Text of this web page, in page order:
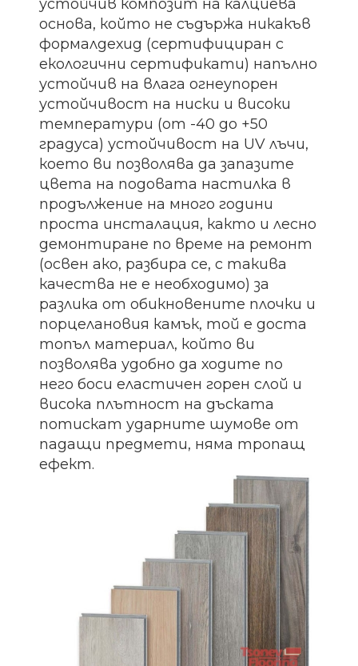
устойчив композит на калциева
основа, който не съдържа никакъв
формалдехид (сертифициран с
екологични сертификати) напълно
устойчив на влага огнеупорен
устойчивост на ниски и високи
температури (от -40 до +50
градуса) устойчивост на UV лъчи,
което ви позволява да запазите
цвета на подовата настилка в
продължение на много години
проста инсталация, както и лесно
демонтиране по време на ремонт
(освен ако, разбира се, с такива
качества не е необходимо) за
разлика от обикновените плочки и
порцелановия камък, той е доста
топъл материал, който ви
позволява удобно да ходите по
него боси еластичен горен слой и
висока плътност на дъската
потискат ударните шумове от
падащи предмети, няма тропащ
ефект.